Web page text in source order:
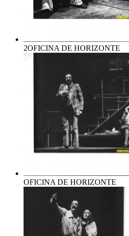
2OFICINA DE HORIZONTE
OFICINA DE HORIZONTE